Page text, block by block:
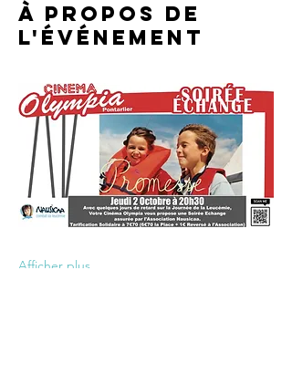
À propos de
l'événement
Afficher plus